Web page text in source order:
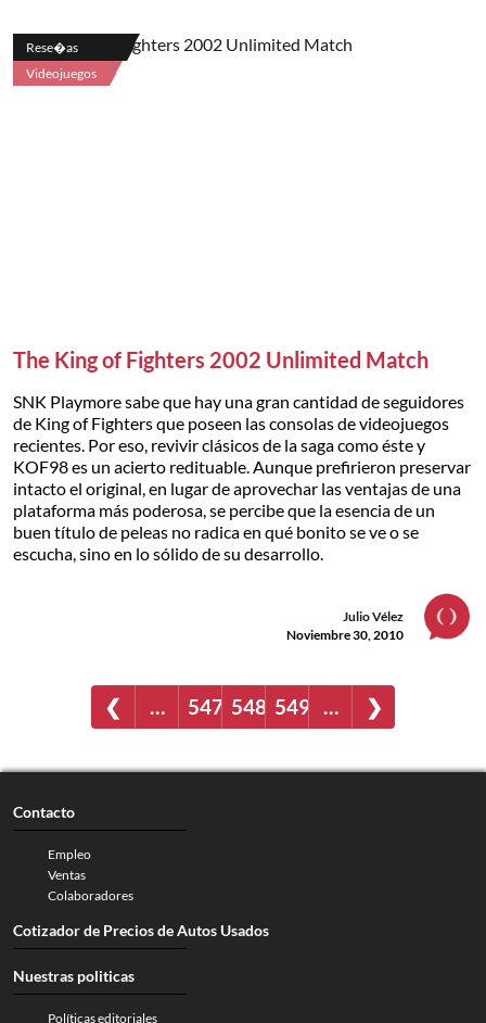
Rese�as
Videojuegos
The King of Fighters 2002 Unlimited Match
SNK Playmore sabe que hay una gran cantidad de seguidores
de King of Fighters que poseen las consolas de videojuegos
recientes. Por eso, revivir clásicos de la saga como éste y
KOF98 es un acierto redituable. Aunque prefirieron preservar
intacto el original, en lugar de aprovechar las ventajas de una
plataforma más poderosa, se percibe que la esencia de un
buen título de peleas no radica en qué bonito se ve o se
escucha, sino en lo sólido de su desarrollo.
Julio Vélez
Noviembre 30, 2010
❮ … 547 548 549 … ❯
Contacto
Empleo
Ventas
Colaboradores
Cotizador de Precios de Autos Usados
Nuestras politicas
Políticas editoriales